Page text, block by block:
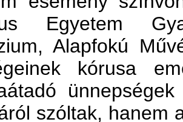
Egyetem
Alapfokú
kórusa
szóltak, hanem